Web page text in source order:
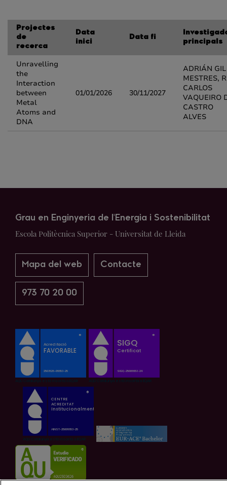
Projectes
de
recerca
Data
inici
Data fi
principals
Unravelling
the
Interaction
between
Metal
Atoms and
DNA
01/01/2026 30/11/2027
ADRIÁN GIL
MESTRES,
CARLOS
VAQUEIRO
CASTRO
ALVES
Grau en Enginyeria de l'Energia i Sostenibilitat
Escola Politècnica Superior - Universitat de Lleida
Mapa del web Contacte
973 70 20 00